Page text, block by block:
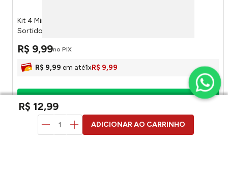
R$ 12,99
ADICIONAR AO CARRINHO
Kit 4 Mini Formas Modeladoras Para Massa de Biscoito
Sortido LM3994CON - HoneyHome
R$ 9,99no PIX
R$ 9,99 em até1xR$ 9,99